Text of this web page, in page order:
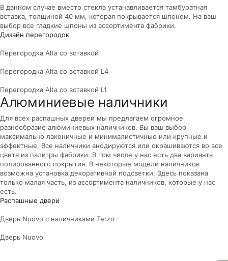
В данном случае вместо стекла устанавливается тамбуратная
вставка, толщиной 40 мм, которая покрывается шпоном. На ваш
выбор все гладкие шпоны из ассортимента фабрики.
Дизайн перегородок
Перегородка Alta со вставкой
Перегородка Alta со вставкой L4
Перегородка Alta со вставкой L1
Алюминиевые наличники
Для всех распашных дверей мы предлагаем огромное
разнообразие алюминиевых наличников. Вы ваш выбор
максимально лаконичные и минималистичные или крупные и
эффектные. Все наличники анодируются или окрашиваются во все
цвета из палитры фабрики. В том числе у нас есть два варианта
полированного покрытия. В некоторые модели наличников
возможна установка декоративной подсветки. Здесь показана
только малая часть, из ассортимента наличников, которые у нас
есть.
Распашные двери
Дверь Nuovo с наличниками Terzo
Дверь Nuovo